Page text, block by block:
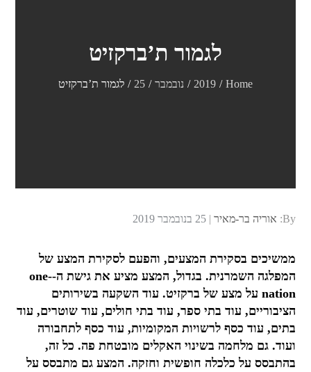
לגמור ת’ברקזיט
Home
2019 נובמבר 25 לגמור ת’ברקזיט
By: אוריה בר-מאיר
Posted
25 בנובמבר 2019
ממשיכים בסקירת המצעים, והפעם לסקירת המצע של
המפלגה השמרנית. בגדול, המצע מציע את גישת ה-one-
nation על מצע של ברקזיט. עוד השקעה בשירותים
הציבוריים, עוד בתי ספר, עוד בתי חולים, עוד שוטרים, עוד
בתים, עוד כסף לרשויות המקומיות, עוד כסף לתחבורה
ועוד. גם מלחמה בשינוי האקלים מובטחת פה. כל זה,
בהתבסס על כלכלה חופשית וחזקה. המצע גם מתבסס על